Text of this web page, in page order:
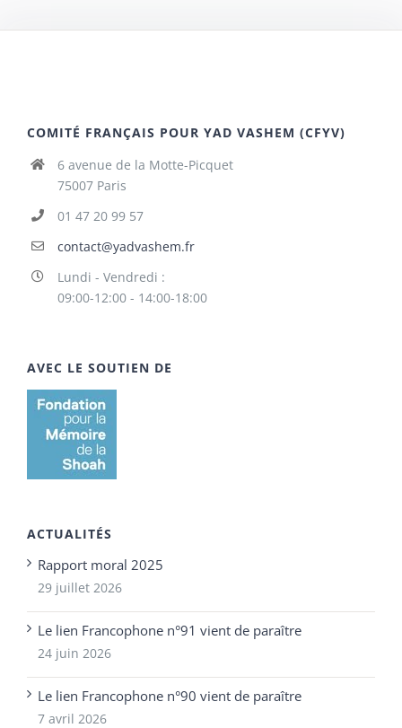
COMITÉ FRANÇAIS POUR YAD VASHEM (CFYV)
6 avenue de la Motte-Picquet
75007 Paris
01 47 20 99 57
contact@yadvashem.fr
Lundi - Vendredi :
09:00-12:00 - 14:00-18:00
AVEC LE SOUTIEN DE
ACTUALITÉS
Rapport moral 2025
29 juillet 2026
Le lien Francophone n°91 vient de paraître
24 juin 2026
Le lien Francophone n°90 vient de paraître
7 avril 2026